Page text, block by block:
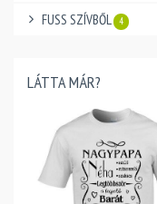
FUSS SZÍVBŐL 4
LÁTTA MÁR?